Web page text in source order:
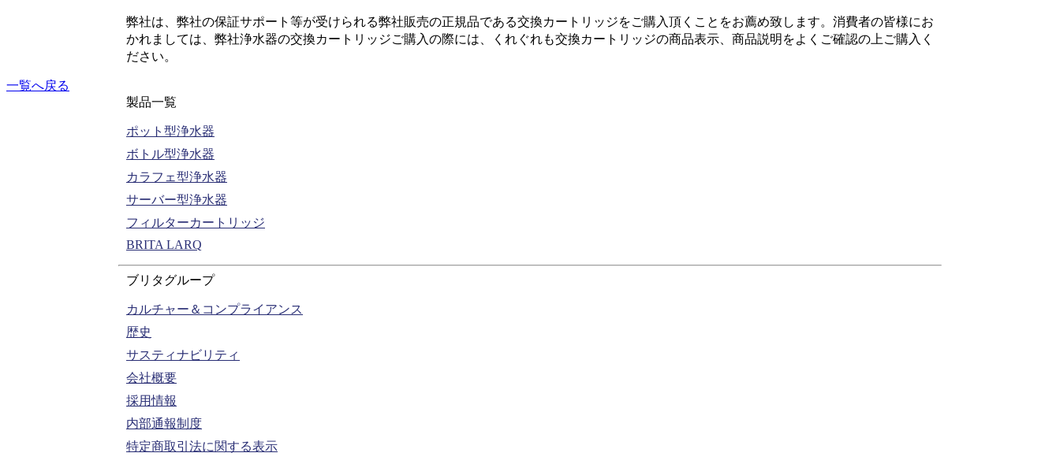
弊社は、弊社の保証サポート等が受けられる弊社販売の正規品である交換カートリッジをご購入頂くことをお薦め致します。消費者の皆様にお
かれましては、弊社浄水器の交換カートリッジご購入の際には、くれぐれも交換カートリッジの商品表示、商品説明をよくご確認の上ご購入く
ださい。
一覧へ戻る
製品一覧
ポット型浄水器
ボトル型浄水器
カラフェ型浄水器
サーバー型浄水器
フィルターカートリッジ
BRITA LARQ
ブリタグループ
カルチャー＆コンプライアンス
歴史
サスティナビリティ
会社概要
採用情報
内部通報制度
特定商取引法に関する表示